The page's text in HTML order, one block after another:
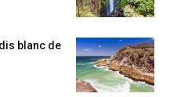
blanc de